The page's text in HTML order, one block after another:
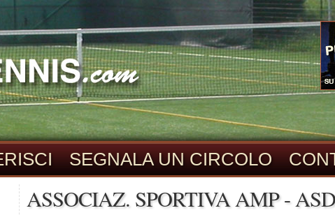
SEGNALA UN CIRCOLO
ASSOCIAZ. SPORTIVA AMP -